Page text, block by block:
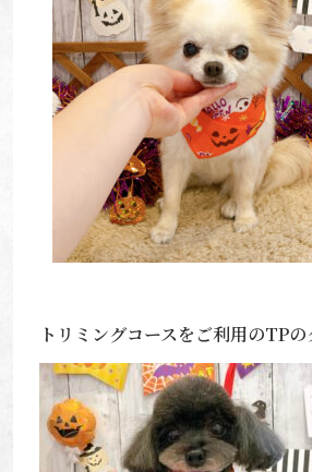
トリミングコースをご利用のTPの